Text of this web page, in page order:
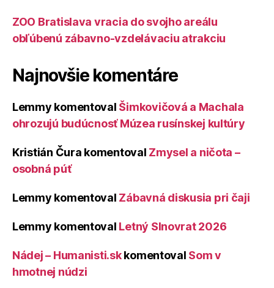
ZOO Bratislava vracia do svojho areálu
obľúbenú zábavno-vzdelávaciu atrakciu
Najnovšie komentáre
Lemmy komentoval Šimkovičová a Machala
ohrozujú budúcnosť Múzea rusínskej kultúry
Kristián Čura komentoval Zmysel a ničota –
osobná púť
Lemmy komentoval Zábavná diskusia pri čaji
Lemmy komentoval Letný Slnovrat 2026
Nádej – Humanisti.skkomentoval Som v
hmotnej núdzi